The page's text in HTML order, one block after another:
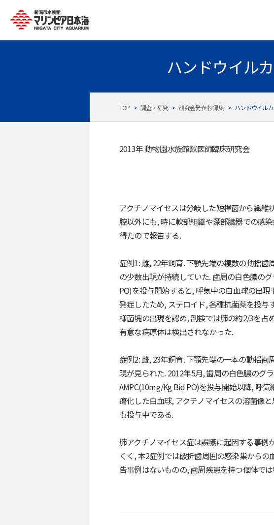
ハンドウイル
TOP > 調査・研究 > 研究会発表 抄録集 > ハンドウイル
2013年 動物園水族館獣医師臨床研究会
アクチノマイセスは分岐した短桿菌から繊
腔以外にも, 時に軟部組織や深部臓器での感
得たので報告する.
症例1: 雌, 22年飼育. 下顎先端の複数の動揺
の少数出現が持続していた. 歯周の白色膿の
PO)を投与開始すると, 呼気中の白血球の出
発症したため, ステロイド, 各種抗菌薬を投
様菌塊の出現を認め, 剖検では肺の約2/3を占
有意な病原体は検出されなかった.
症例2: 雌, 23年飼育. 下顎先端の一本の動揺
現が見られた. 2012年5月, 歯周の白色膿のグ
AMPC(10mg/Kg Bid PO)を投与開始以降, 呼
瘍化した白血球, アクチノマイセスの溶菌像
も投与中である.
肺アクチノマイセス症は誤嚥に起因する事
くく, 本2症例では破折歯周囲の感染巣から
告事例はないものの, 歯周疾患を持つ個体で